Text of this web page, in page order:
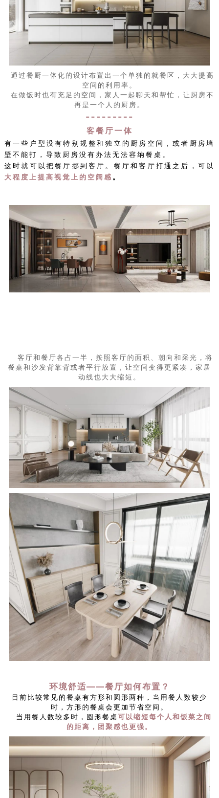
通过餐厨一体化的设计布置出一个单独的就餐区，大大提高
空间的利用率。
在做饭时也有充足的空间，家人一起聊天和帮忙，让厨房不
再是一个人的厨房。
---------
客餐厅一体
有一些户型没有特别规整和独立的厨房空间，或者厨房墙
壁不能打，导致厨房没有办法无法容纳餐桌。
这时就可以把餐厅挪到客厅。餐厅和客厅打通之后，可以
大程度上提高视觉上的空阔感 。
客厅和餐厅各占一半，按照客厅的面积、朝向和采光，将
餐桌和沙发背靠背或者平行放置，让空间变得更紧凑，家居
动线也大大缩短。
环境舒适——餐厅如何布置？
目前比较常见的餐桌有方形和圆形两种，当用餐人数较少
时，方形的餐桌会更加节省空间。
当用餐人数较多时，圆形餐桌可以缩短每个人和饭菜之间
的距离，团聚感也更强。